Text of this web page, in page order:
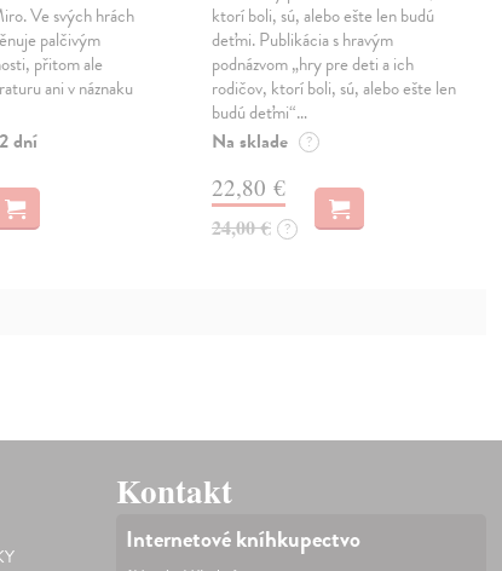
Ve svých hrách
palčivým
přitom ale
ani v náznaku
dní
ktorí boli, sú, alebo ešte len budú
deťmi. Publikácia s hravým
podnázvom „hry pre deti a ich
rodičov, ktorí boli, sú, alebo ešte len
budú deťmi“…
Na sklade ?
22,80 €
24,00 € ?
Kontakt
Internetové kníhkupectvo